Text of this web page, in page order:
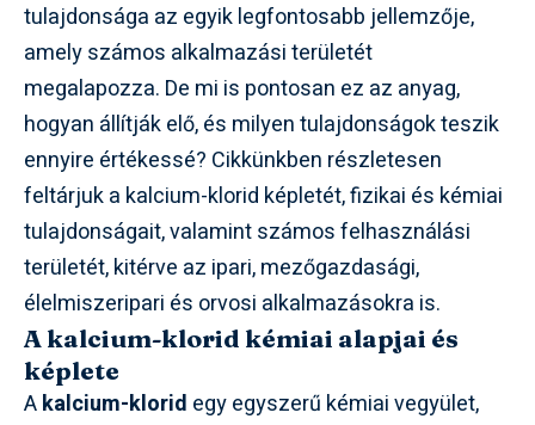
tulajdonsága az egyik legfontosabb jellemzője,
amely számos alkalmazási területét
megalapozza. De mi is pontosan ez az anyag,
hogyan állítják elő, és milyen tulajdonságok teszik
ennyire értékessé? Cikkünkben részletesen
feltárjuk a kalcium-klorid képletét, fizikai és kémiai
tulajdonságait, valamint számos felhasználási
területét, kitérve az ipari, mezőgazdasági,
élelmiszeripari és orvosi alkalmazásokra is.
A kalcium-klorid kémiai alapjai és
képlete
Akalcium-klorid egy egyszerű kémiai vegyület,